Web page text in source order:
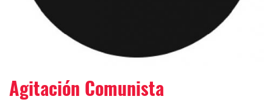
Agitación Comunista